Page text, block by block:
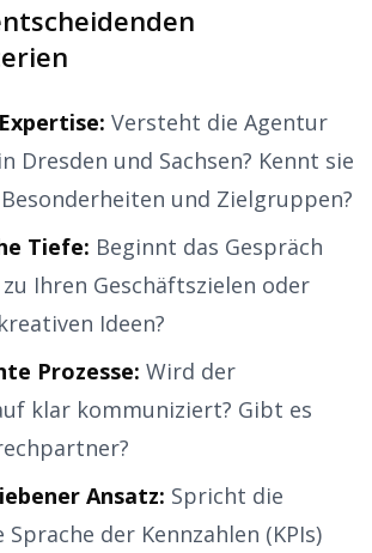
Versteht die Agentur
Dresden und Sachsen? Kennt sie
und Zielgruppen?
Tiefe: Beginnt das Gespräch
Ihren Geschäftszielen oder
Ideen?
Prozesse: Wird der
klar kommuniziert? Gibt es
Ansatz: Spricht die
der Kennzahlen (KPIs)